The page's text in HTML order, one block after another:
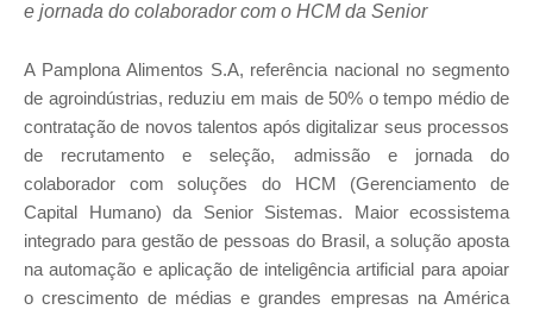
e jornada do colaborador com o HCM da Senior
A Pamplona Alimentos S.A, referência nacional no segmento
de agroindústrias, reduziu em mais de 50% o tempo médio de
contratação de novos talentos após digitalizar seus processos
de recrutamento e seleção, admissão e jornada do
colaborador com soluções do HCM (Gerenciamento de
Capital Humano) da Senior Sistemas. Maior ecossistema
integrado para gestão de pessoas do Brasil, a solução aposta
na automação e aplicação de inteligência artificial para apoiar
o crescimento de médias e grandes empresas na América